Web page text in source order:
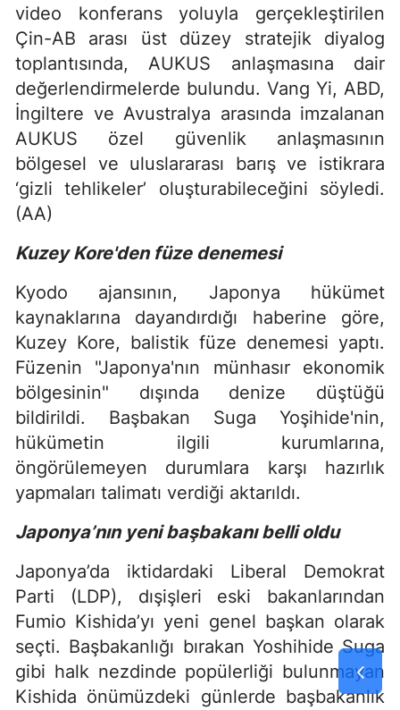
video konferans yoluyla gerçekleştirilen
Çin-AB arası üst düzey stratejik diyalog
toplantısında, AUKUS anlaşmasına dair
değerlendirmelerde bulundu. Vang Yi, ABD,
İngiltere ve Avustralya arasında imzalanan
AUKUS özel güvenlik anlaşmasının
bölgesel ve uluslararası barış ve istikrara
‘gizli tehlikeler’ oluşturabileceğini söyledi.
(AA)
Kuzey Kore'den füze denemesi
Kyodo ajansının, Japonya hükümet
kaynaklarına dayandırdığı haberine göre,
Kuzey Kore, balistik füze denemesi yaptı.
Füzenin "Japonya'nın münhasır ekonomik
bölgesinin" dışında denize düştüğü
bildirildi. Başbakan Suga Yoşihide'nin,
hükümetin ilgili kurumlarına,
öngörülemeyen durumlara karşı hazırlık
yapmaları talimatı verdiği aktarıldı.
Japonya’nın yeni başbakanı belli oldu
Japonya’da iktidardaki Liberal Demokrat
Parti (LDP), dışişleri eski bakanlarından
Fumio Kishida’yı yeni genel başkan olarak
seçti. Başbakanlığı bırakan Yoshihide Suga
gibi halk nezdinde popülerliği bulunmayan
Kishida önümüzdeki günlerde başbakanlık